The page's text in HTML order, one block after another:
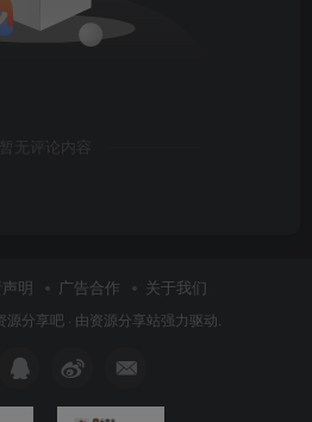
暂无评论内容
明 广告合作 关于我们
源分享吧 · 由资源分享站强力驱动.